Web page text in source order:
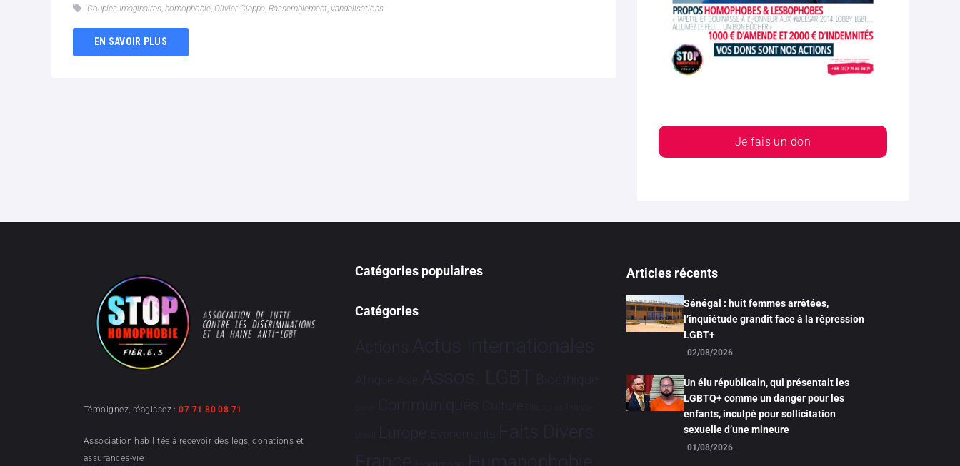
Couples Imaginaires, homophobie, Olivier Ciappa, Rassemblement, vandalisations
EN SAVOIR PLUS
Je fais un don
Témoignez, réagissez :07 71 80 08 71
Association habilitée à recevoir des legs, donations et
assurances-vie
Catégories populaires
Catégories
Actions Actus Internationales
Afrique Asie Assos. LGBT Bioéthique
Brève Communiqués Culture Dialogues France-
Brésil Europe Evénements Faits Divers
Humanophobie
Articles récents
Sénégal : huit femmes arrêtées,
l’inquiétude grandit face à la répression
LGBT+
02/08/2026
Un élu républicain, qui présentait les
LGBTQ+ comme un danger pour les
enfants, inculpé pour sollicitation
sexuelle d’une mineure
01/08/2026